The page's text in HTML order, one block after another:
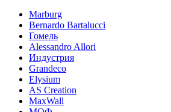
Marburg
Bernardo Bartalucci
Гомель
Alessandro Allori
Индустрия
Grandeco
Elysium
AS Creation
MaxWall